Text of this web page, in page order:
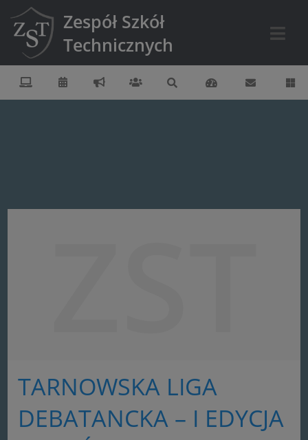
Zespół Szkół
Technicznych
TARNOWSKA LIGA
DEBATANCKA – I EDYCJA